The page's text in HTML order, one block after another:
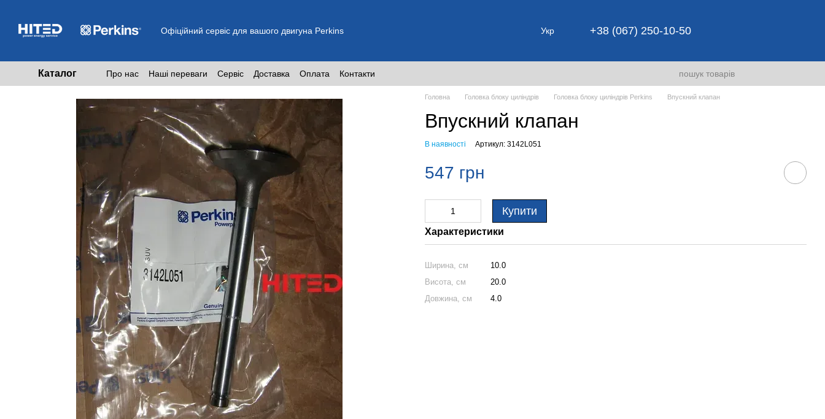
Офіційний сервіс для вашого двигуна Perkins Укр +38 (067) 250-10-50
Каталог Про нас Наші переваги Сервіс Доставка Оплата Контакти
Головна Головка блоку циліндрів Головка блоку циліндрів Perkins Впускний клапан
Впускний клапан
В наявності Артикул: 3142L051
547 грн
Купити
Характеристики
Ширина, см
10.0
Висота, см
20.0
Довжина, см
4.0